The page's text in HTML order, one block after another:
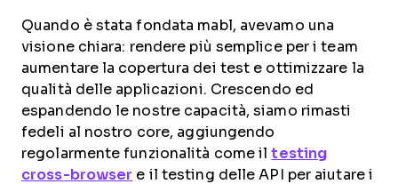
Quando è stata fondata mabl, avevamo una
visione chiara: rendere più semplice per i team
aumentare la copertura dei test e ottimizzare la
qualità delle applicazioni. Crescendo ed
espandendo le nostre capacità, siamo rimasti
fedeli al nostro core, aggiungendo
regolarmente funzionalità come iltesting
cross-browser e il testing delle API per aiutare i